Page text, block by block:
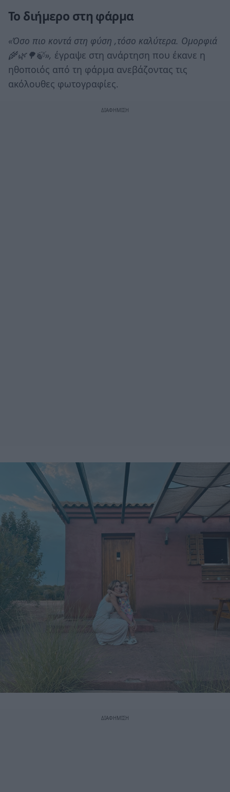
Το διήμερο στη φάρμα
«Όσο πιο κοντά στη φύση ,τόσο καλύτερα. Ομορφιά
🌾🌿🌳🍃», έγραψε στη ανάρτηση που έκανε η
ηθοποιός από τη φάρμα ανεβάζοντας τις
ακόλουθες φωτογραφίες.